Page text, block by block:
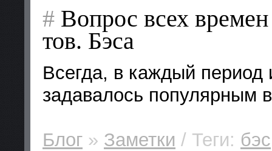
# Вопрос всех
тов. Бэса
Всегда, в каждый период
задавалось популярным
Блог » Заметки / Теги: бэс